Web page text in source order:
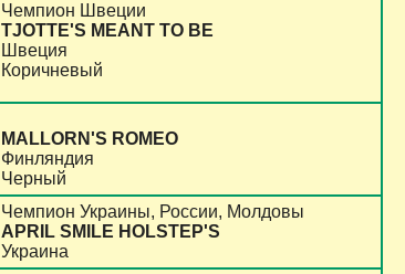
Чемпион Швеции
TJOTTE'S MEANT TO BE
Швеция
Коричневый
MALLORN'S ROMEO
Финляндия
Черный
Чемпион Украины, России, Молдовы
APRIL SMILE HOLSTEP'S
Украина